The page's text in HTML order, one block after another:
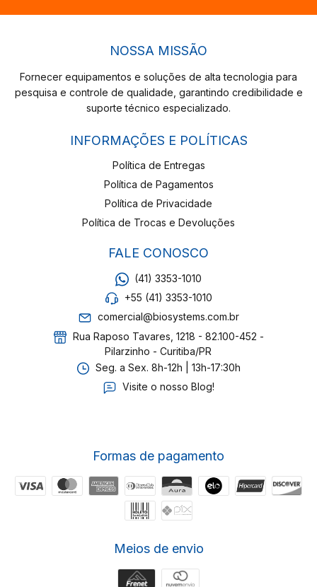
NOSSA MISSÃO
Fornecer equipamentos e soluções de alta tecnologia para
pesquisa e controle de qualidade, garantindo credibilidade e
suporte técnico especializado.
INFORMAÇÕES E POLÍTICAS
Política de Entregas
Política de Pagamentos
Política de Privacidade
Política de Trocas e Devoluções
FALE CONOSCO
(41) 3353-1010
+55 (41) 3353-1010
comercial@biosystems.com.br
Rua Raposo Tavares, 1218 - 82.100-452 -
Pilarzinho - Curitiba/PR
Seg. a Sex. 8h-12h | 13h-17:30h
Visite o nosso Blog!
Formas de pagamento
Meios de envio